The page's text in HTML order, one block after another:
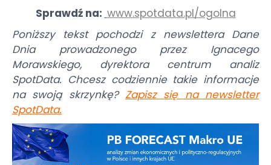
Sprawdź na: www.spotdata.pl/ogolna
Poniższy tekst pochodzi z newslettera Dane
Dnia prowadzonego przez Ignacego
Morawskiego, dyrektora centrum analiz
SpotData. Chcesz codziennie takie informacje
na swoją skrzynkę? Zapisz się na newsletter
SpotData.